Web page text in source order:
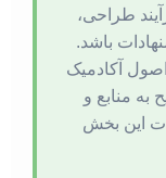
طراحی،
باشد.
آکادمیک
منابع و
این بخش